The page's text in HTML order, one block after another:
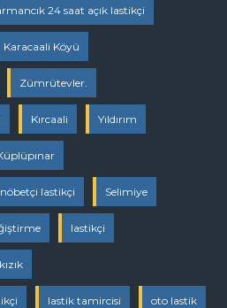
24 saat açık lastikçi
Karacaali Köyü
Zümrütevler.
Kırcaali Yıldırım
lastikçi Selimiye
lastikçi
lastik tamircisi oto lastik